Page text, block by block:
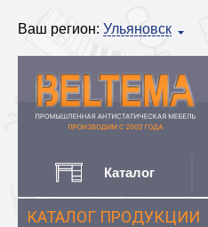
Ваш регион: Ульяновск
Каталог
КАТАЛОГ ПРОДУКЦИИ